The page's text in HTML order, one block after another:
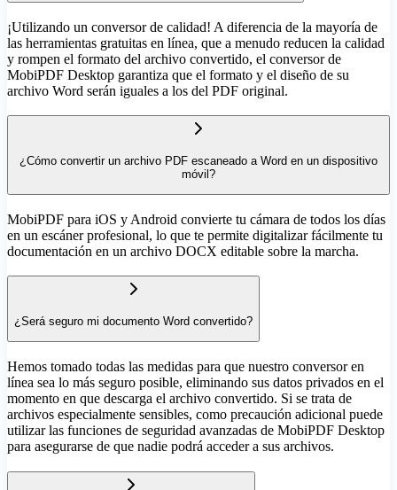
¡Utilizando un conversor de calidad! A diferencia de la mayoría de
las herramientas gratuitas en línea, que a menudo reducen la calidad
y rompen el formato del archivo convertido, el conversor de
MobiPDF Desktop garantiza que el formato y el diseño de su
archivo Word serán iguales a los del PDF original.
¿Cómo convertir un archivo PDF escaneado a Word en un dispositivo
móvil?
MobiPDF para iOS y Android convierte tu cámara de todos los días
en un escáner profesional, lo que te permite digitalizar fácilmente tu
documentación en un archivo DOCX editable sobre la marcha.
¿Será seguro mi documento Word convertido?
Hemos tomado todas las medidas para que nuestro conversor en
línea sea lo más seguro posible, eliminando sus datos privados en el
momento en que descarga el archivo convertido. Si se trata de
archivos especialmente sensibles, como precaución adicional puede
utilizar las funciones de seguridad avanzadas de MobiPDF Desktop
para asegurarse de que nadie podrá acceder a sus archivos.